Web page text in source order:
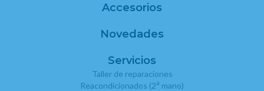
Accesorios
Novedades
Servicios
Taller de reparaciones
Reacondicionados (2a mano)